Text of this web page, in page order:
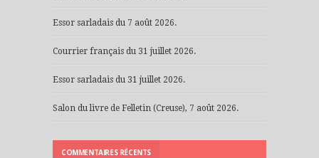
Essor sarladais du 7 août 2026.
Courrier français du 31 juillet 2026.
Essor sarladais du 31 juillet 2026.
Salon du livre de Felletin (Creuse), 7 août 2026.
COMMENTAIRES RÉCENTS